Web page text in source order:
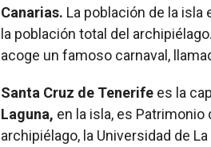
Canarias. La población de la isla
la población total del
acoge un famoso carnaval,
Santa Cruz de Tenerife es la
Laguna, en la isla, es
archipiélago, la Universidad de